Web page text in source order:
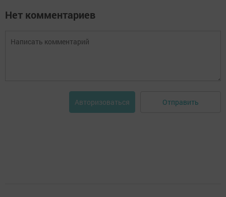
Нет комментариев
Авторизоваться Отправить